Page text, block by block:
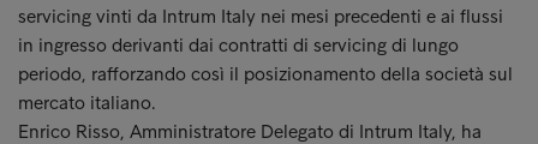
servicing vinti da Intrum Italy nei mesi precedenti e ai flussi
in ingresso derivanti dai contratti di servicing di lungo
periodo, rafforzando così il posizionamento della società sul
mercato italiano.
Enrico Risso, Amministratore Delegato di Intrum Italy, ha